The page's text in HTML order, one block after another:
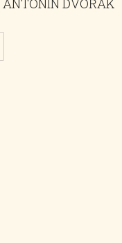
ANTONÍN DVOŘÁK